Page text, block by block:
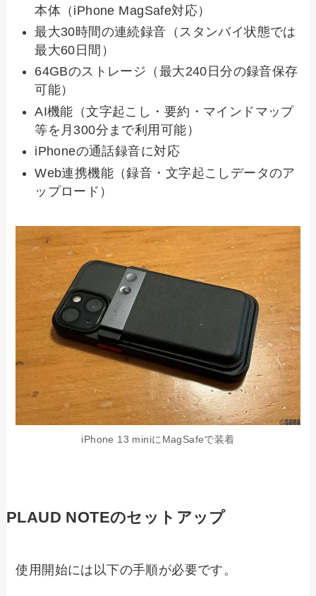
本体（iPhone MagSafe対応）
最大30時間の連続録音（スタンバイ状態では
最大60日間）
64GBのストレージ（最大240日分の録音保存
可能）
AI機能（文字起こし・要約・マインドマップ
等を月300分まで利用可能）
iPhoneの通話録音に対応
Web連携機能（録音・文字起こしデータのア
ップロード）
iPhone 13 miniにMagSafeで装着
PLAUD NOTEのセットアップ
使用開始には以下の手順が必要です。